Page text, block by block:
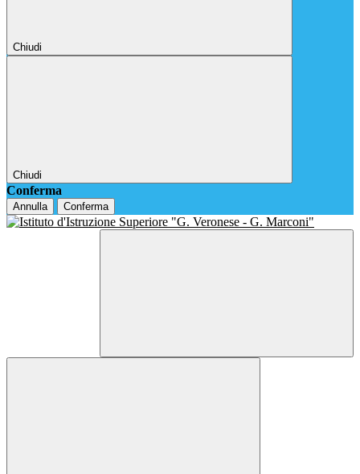
Chiudi
Chiudi
Conferma
Annulla Conferma